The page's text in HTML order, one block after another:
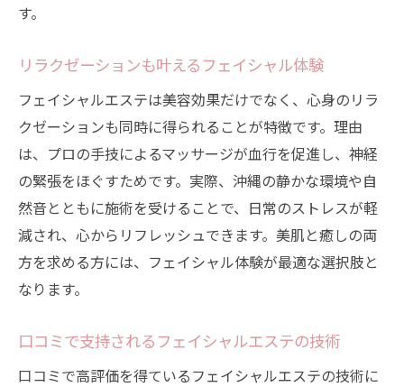
す。
リラクゼーションも叶えるフェイシャル体験
フェイシャルエステは美容効果だけでなく、心身のリラ
クゼーションも同時に得られることが特徴です。理由
は、プロの手技によるマッサージが血行を促進し、神経
の緊張をほぐすためです。実際、沖縄の静かな環境や自
然音とともに施術を受けることで、日常のストレスが軽
減され、心からリフレッシュできます。美肌と癒しの両
方を求める方には、フェイシャル体験が最適な選択肢と
なります。
口コミで支持されるフェイシャルエステの技術
口コミで高評価を得ているフェイシャルエステの技術に